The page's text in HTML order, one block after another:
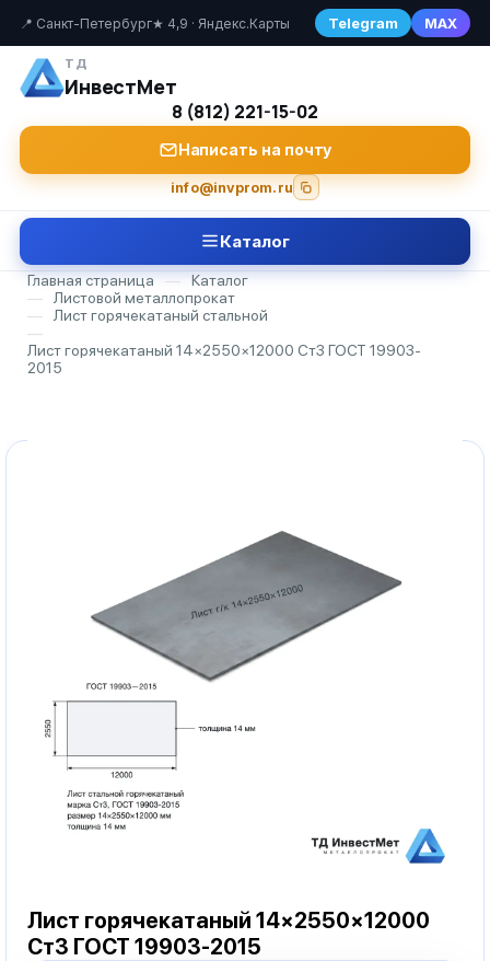
📍 Санкт-Петербург★ 4,9 · Яндекс.Карты Telegram MAX
ТД
ИнвестМет
8 (812) 221-15-02
Написать на почту
info@invprom.ru
Каталог
Главная страница —
Каталог
—
Листовой металлопрокат
—
Лист горячекатаный стальной
—
Лист горячекатаный 14×2550×12000 Ст3 ГОСТ 19903-
2015
Лист горячекатаный 14×2550×12000
Ст3 ГОСТ 19903-2015